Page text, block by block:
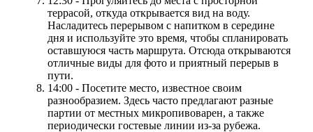
террасой, откуда открывается вид на воду.
Насладитесь перерывом с напитком в середине
дня и используйте это время, чтобы спланировать
оставшуюся часть маршрута. Отсюда открываются
отличные виды для фото и приятный перерыв в
пути.
14:00 - Посетите место, известное своим
разнообразием. Здесь часто предлагают разные
партии от местных микропивоварен, а также
периодически гостевые линии из-за рубежа.